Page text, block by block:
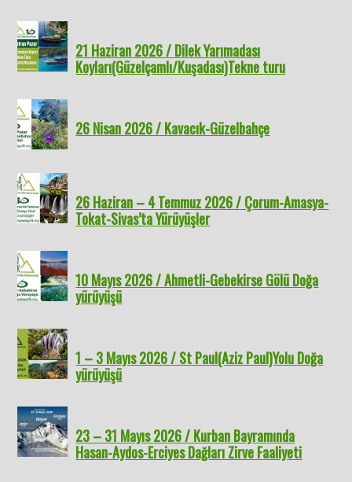
21 Haziran 2026 / Dilek Yarımadası
Koyları(Güzelçamlı/Kuşadası)Tekne turu
26 Nisan 2026 / Kavacık-Güzelbahçe
26 Haziran – 4 Temmuz 2026 / Çorum-Amasya-
Tokat-Sivas’ta Yürüyüşler
10 Mayıs 2026 / Ahmetli-Gebekirse Gölü Doğa
yürüyüşü
1 – 3 Mayıs 2026 / St Paul(Aziz Paul)Yolu Doğa
yürüyüşü
23 – 31 Mayıs 2026 / Kurban Bayramında
Hasan-Aydos-Erciyes Dağları Zirve Faaliyeti